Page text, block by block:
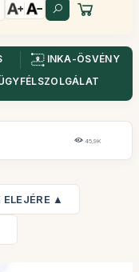
INKA-ÖSVÉNY
45,9K
▲